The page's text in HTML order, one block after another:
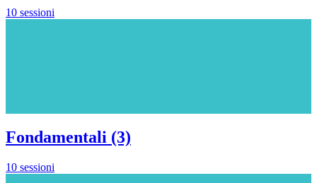
10 sessioni
Fondamentali (3)
10 sessioni